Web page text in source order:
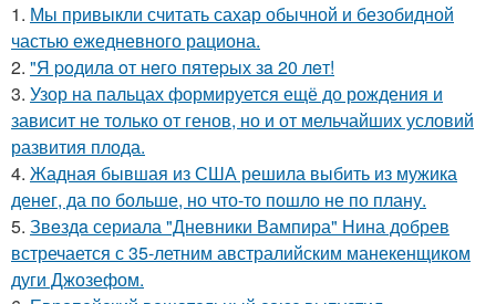
1. Мы привыкли считать сахар обычной и безобидной
частью ежедневного рациона.
2. "Я poдилa oт нeгo пятepых зa 20 лeт!
3. Узор на пальцах формируется ещё до рождения и
зависит не только от генов, но и от мельчайших условий
развития плода.
4. Жадная бывшая из США решила выбить из мужика
денег, да по больше, но что-то пошло не по плану.
5. Звeздa сериала "Дневники Вампира" Нина добрев
встречается с 35-летним австралийским манекенщиком
дуги Джозефом.